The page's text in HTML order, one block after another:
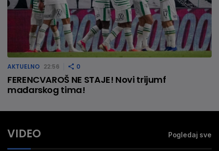
AKTUELNO 22:56 0
FERENCVAROŠ NE STAJE! Novi trijumf
mađarskog tima!
VIDEO Pogledaj sve